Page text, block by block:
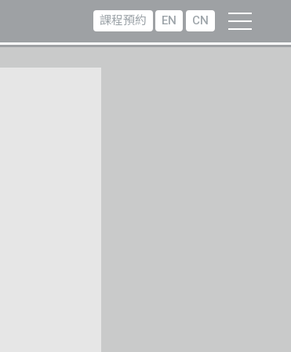
課程預約 EN CN